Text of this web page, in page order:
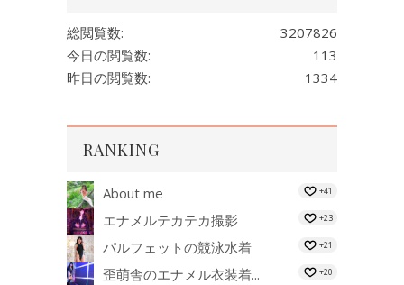
3207826
総閲覧数:
113
今日の閲覧数:
1334
昨日の閲覧数:
RANKING
About me +41
エナメルテカテカ撮影 +23
パルフェットの競泳水着 +21
歪萌舎のエナメル衣装着... +20